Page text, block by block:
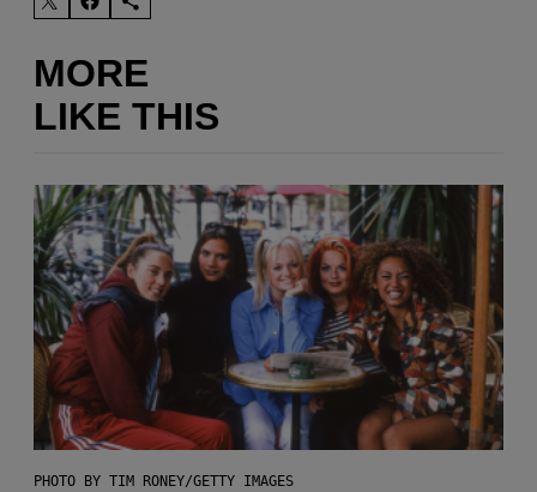
MORE
LIKE THIS
PHOTO BY TIM RONEY/GETTY IMAGES